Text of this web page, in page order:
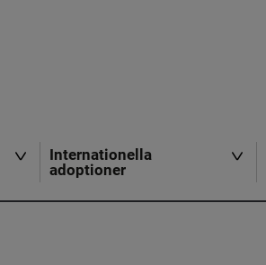
Internationella
adoptioner